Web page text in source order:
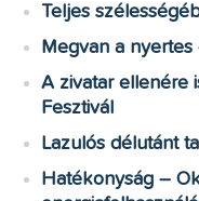
Teljes
Megvan a
A zivatar ellenére
Fesztivál
Lazulós délutánt
Hatékonyság –